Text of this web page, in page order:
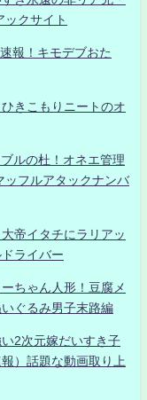
ックサイト
報！キモデブおた
きこもりニートのオ
ルの杜！オネエ管理
ッフルアタックナンバ
帝イタチにラリアッ
ライバー
ちゃん人形！豆腐メ
ぐるみ男子末路編
2次元嫁だいすき子
）話題な動画取り上